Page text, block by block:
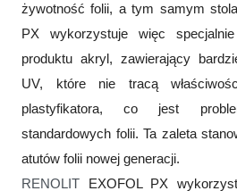
żywotność folii, a tym samym
PX
wykorzystujewięc specjalnie
produktu akryl, zawierający
UV, które nie tracą
plastyfikatora, co jest
standardowych folii. Ta zaleta
atutów folii nowej generacji.
RENOLIT
EXOFOL PX